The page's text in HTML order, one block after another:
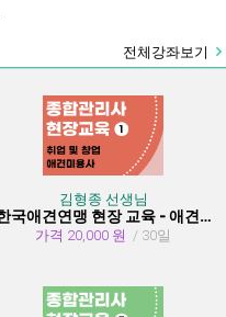
전체강좌보기
김형종 선생님
한국애견연맹 현장 교육 - 애견미용사 취업 및 창업
가격 20,000 원 / 30일